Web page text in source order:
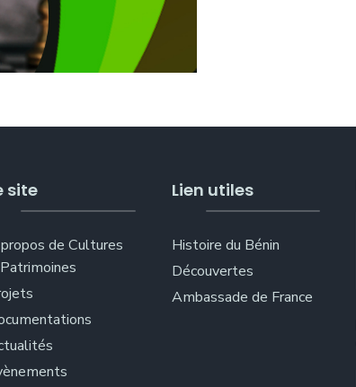
site
de Cultures
Lien utiles
Histoire du Bénin
Découvertes
Ambassade de France